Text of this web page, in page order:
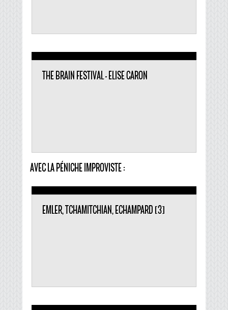
THE BRAIN FESTIVAL - ELISE CARON
AVEC LA PÉNICHE IMPROVISTE :
EMLER, TCHAMITCHIAN, ECHAMPARD [3]